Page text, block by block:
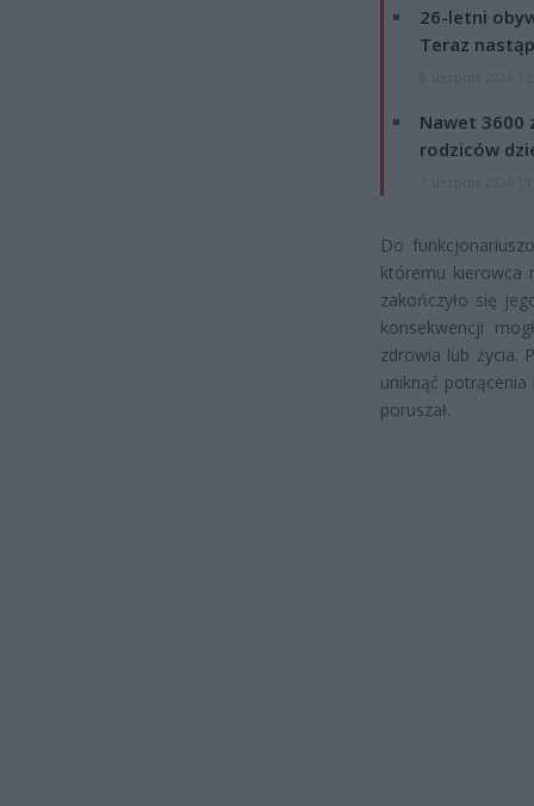
26-letni
Teraz
Nawet 3600
rodziców
Do
któremu kierowca
zakończyło się
konsekwencji
zdrowia lub życia.
uniknąć
poruszał.